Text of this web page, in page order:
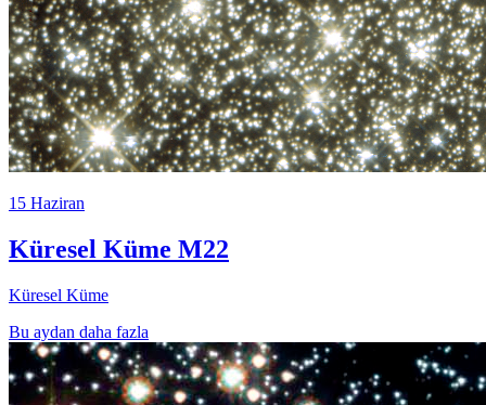
15 Haziran
Küresel Küme M22
Küresel Küme
Bu aydan daha fazla